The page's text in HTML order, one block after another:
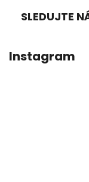
hvězdiček.
SLEDUJTE
Instagram